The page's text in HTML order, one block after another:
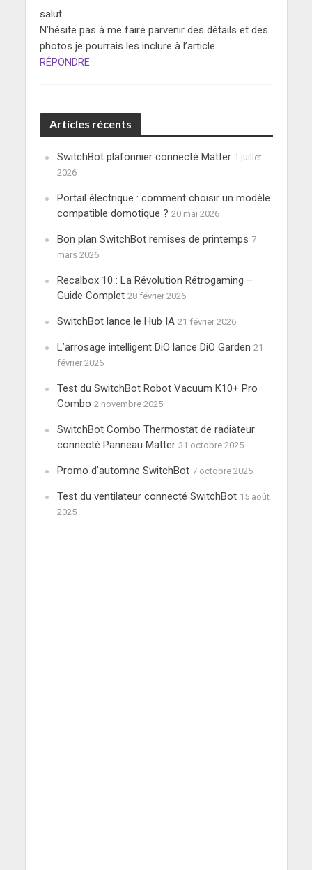
salut
N’hésite pas à me faire parvenir des détails et des
photos je pourrais les inclure à l’article
RÉPONDRE
Articles récents
SwitchBot plafonnier connecté Matter 1 juillet
2026
Portail électrique : comment choisir un modèle
compatible domotique ? 20 mai 2026
Bon plan SwitchBot remises de printemps 7
mars 2026
Recalbox 10 : La Révolution Rétrogaming –
Guide Complet 28 février 2026
SwitchBot lance le Hub IA 21 février 2026
L’arrosage intelligent DiO lance DiO Garden 21
février 2026
Test du SwitchBot Robot Vacuum K10+ Pro
Combo 2 novembre 2025
SwitchBot Combo Thermostat de radiateur
connecté Panneau Matter 31 octobre 2025
Promo d’automne SwitchBot 7 octobre 2025
Test du ventilateur connecté SwitchBot 15 août
2025